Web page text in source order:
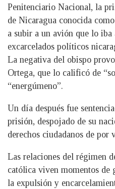
Penitenciario Nacional, la
de Nicaragua conocida
a subir a un avión que lo
excarcelados políticos
La negativa del obispo
Ortega, que lo calificó de
“energúmeno”.
Un día después fue
prisión, despojado de su
derechos ciudadanos de por
Las relaciones del régimen
católica viven momentos de
la expulsión y